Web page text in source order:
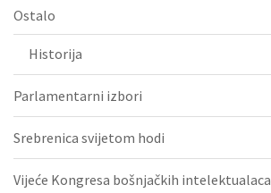
Ostalo
Historija
Parlamentarni izbori
Srebrenica svijetom hodi
Vijeće Kongresa bošnjačkih intelektualaca